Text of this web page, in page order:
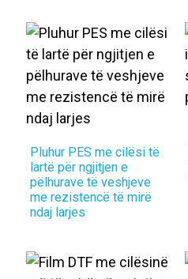
Pluhur PES me cilësi të
lartë për ngjitjen e
pëlhurave të veshjeve
me rezistencë të mirë
ndaj larjes